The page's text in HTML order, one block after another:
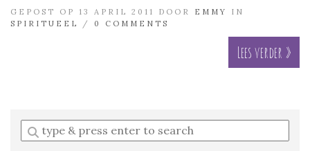
GEPOST OP 13 APRIL 2011 DOOR EMMY
IN
SPIRITUEEL
/ 0 COMMENTS
Lees verder »
Enter
a